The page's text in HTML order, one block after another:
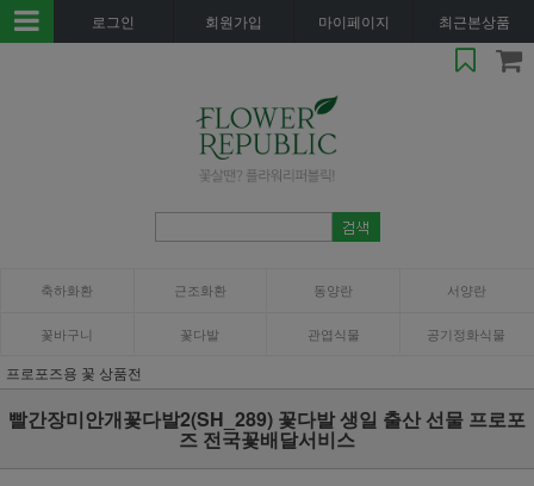
로그인 회원가입 마이페이지 최근본상품
축하화환 근조화환 동양란 서양란
꽃바구니 꽃다발 관엽식물 공기정화식물
프로포즈용 꽃 상품전
빨간장미안개꽃다발2(SH_289) 꽃다발 생일 출산 선물 프로포
즈 전국꽃배달서비스